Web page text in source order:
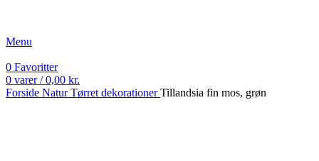
Menu
0 Favoritter
0 varer / 0,00 kr.
Forside NaturTørret dekorationerTillandsia fin mos, grøn